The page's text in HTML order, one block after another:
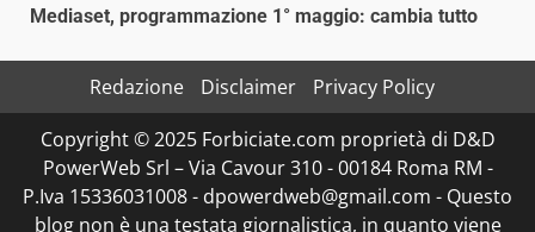
Mediaset, programmazione 1° maggio: cambia tutto
Redazione Disclaimer
Privacy Policy
Copyright © 2025 Forbiciate.com proprietà di D&D
PowerWeb Srl – Via Cavour 310 - 00184 Roma RM -
P.Iva 15336031008 - dpowerdweb@gmail.com - Questo
blog non è una testata giornalistica, in quanto viene